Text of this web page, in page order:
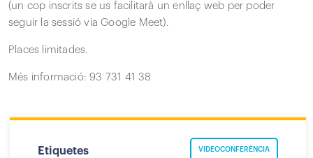
(un cop inscrits se us facilitarà un enllaç web per poder
seguir la sessió via Google Meet).
Places limitades.
Més informació: 93 731 41 38
Etiquetes VIDEOCONFERÈNCIA